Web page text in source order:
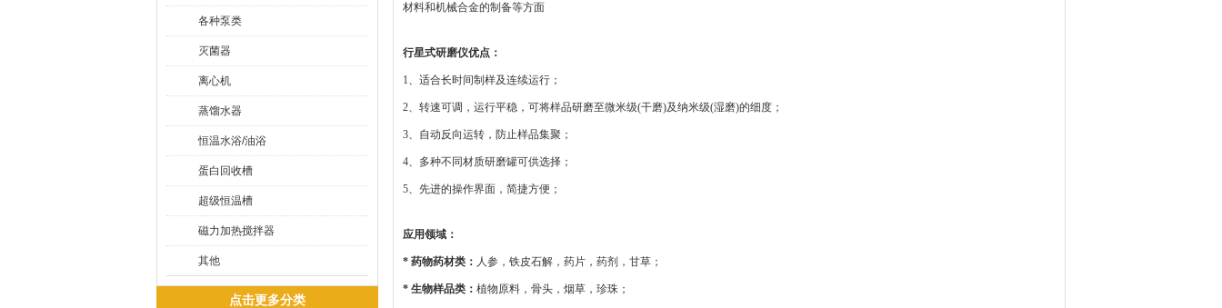
各种泵类
灭菌器
离心机
蒸馏水器
恒温水浴/油浴
蛋白回收槽
超级恒温槽
磁力加热搅拌器
其他
点击更多分类
材料和机械合金的制备等方面
行星式研磨仪优点：
1、适合长时间制样及连续运行；
2、转速可调，运行平稳，可将样品研磨至微米级(干磨)及纳米级(湿磨)的细度；
3、自动反向运转，防止样品集聚；
4、多种不同材质研磨罐可供选择；
5、先进的操作界面，简捷方便；
应用领域：
* 药物药材类： 人参，铁皮石解，药片，药剂，甘草；
* 生物样品类： 植物原料，骨头，烟草，珍珠；